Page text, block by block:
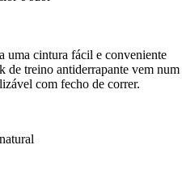
uma cintura fácil e conveniente
de treino antiderrapante vem num
com fecho de correr.